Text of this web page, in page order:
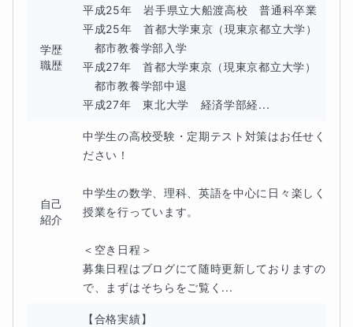
① 1学期総復習＆苦手克服コース
数学に苦手意識がある、計算ミスを減らしたい等のお悩み
解決のためサポートいたします。
正負の数、文字式、方程式など、1学期のつまずきを根本
から解消します。
休み明けの学習に向けて一歩先取りをしたい方向けです。
夏休み明けに習う「関数」や「図形」など、難易度が上が
る単元を先取りし、自信をつけます。
学歴
職歴
平成25年　岩手県立大船渡高校　普通科卒業
平成25年　首都大学東京（現東京都立大学）
都市教養学部入学
平成27年　首都大学東京（現東京都立大学）
都市教養学部中退
平成27年　東北大学　経済学部経...
自己
紹介
中学生の高校受験・定期テスト対策はお任せく
ださい！
中学生の数学、理科、英語を中心に日々楽しく
授業を行っています。
＜空き日程＞
募集日程はブログにて随時更新しておりますの
で、まずはそちらをご覧く...
【合格実績】